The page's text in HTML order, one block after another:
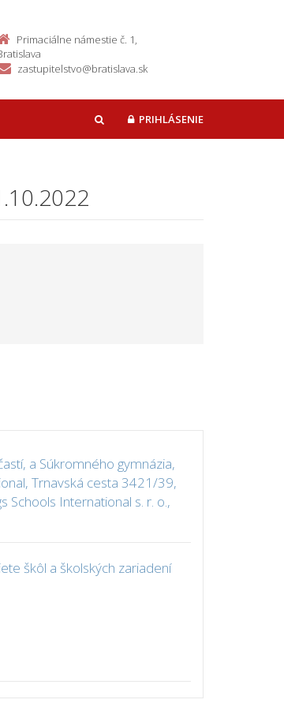
Primaciálne námestie č. 1,
zastupitelstvo@bratislava.sk
HĽADAŤPRIHLÁSENIE
a Súkromného gymnázia,
Trnavská cesta 3421/39,
Schools International s. r. o.,
škôl a školských zariadení